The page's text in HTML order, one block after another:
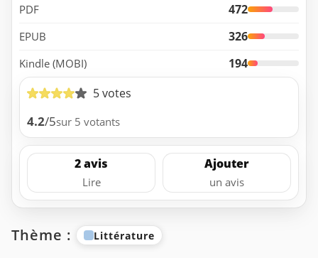
PDF 472
EPUB 326
Kindle (MOBI)
194
5 votes
4.2/5sur 5 votants
2 avis
Lire
Ajouter
un avis
Thème : Littérature